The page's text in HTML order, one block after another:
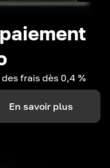
frais dès 0,4 %
En savoir plus